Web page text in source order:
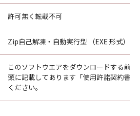
事はできません。
しめた場合には、乙は賠償の
します。
及び責任）
ウエア製品が乙の保有する動作
許可無く転載不可
Zip自己解凍・自動実行型 （EXE 形式）
このソフトウエアをダウンロードする前
頭に記載してあります「使用許諾契約書
ください。